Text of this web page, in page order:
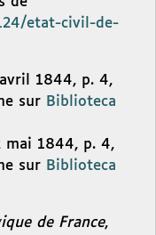
etat-civil-de-
1844, p. 4,
sur Biblioteca
mai 1844, p. 4,
sur Biblioteca
de France,